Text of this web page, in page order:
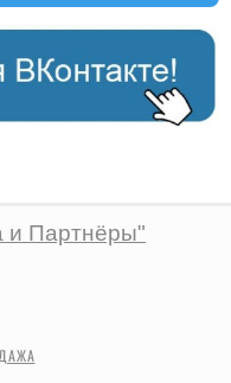
и Партнёры"